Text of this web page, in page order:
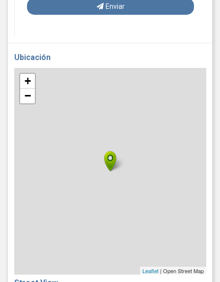
Enviar
Ubicación
+
−
Leaflet| Open Street Map